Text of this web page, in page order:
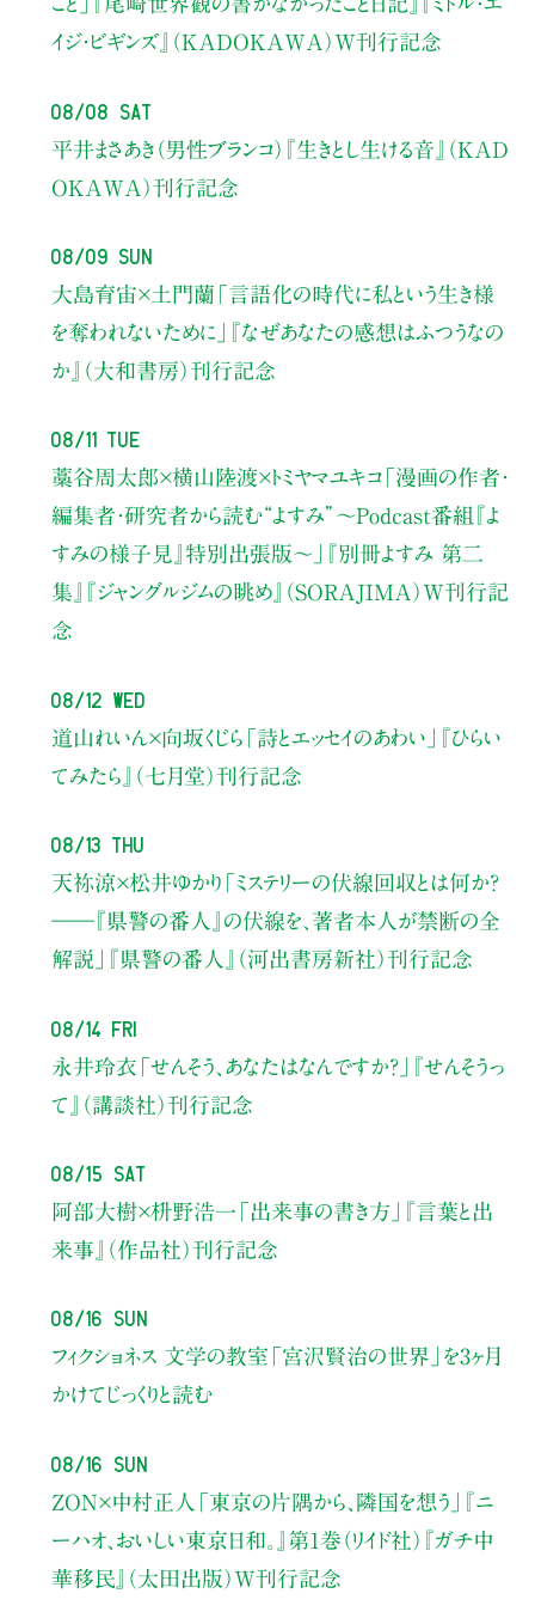
イジ・ビギンズ』（KADOKAWA）W刊行記念
08/08 Sat
平井まさあき（男性ブランコ） 『生きとし生ける音』（KAD
OKAWA）刊行記念
08/09 Sun
大島育宙×土門蘭 「言語化の時代に私という生き様
を奪われないために」
『なぜあなたの感想はふつうなの
か』（大和書房）刊行記念
08/11 Tue
藁谷周太郎×横山陸渡×トミヤマユキコ「漫画の作者・
編集者・研究者から読む“よすみ” 〜Podcast番組『よ
すみの様子見』特別出張版〜」
『別冊よすみ 第二
集』『ジャングルジムの眺め』（SORAJIMA）W刊行記
念
08/12 Wed
道山れいん×向坂くじら 「詩とエッセイのあわい」
『ひらい
てみたら』（七月堂）刊行記念
08/13 Thu
天祢涼×松井ゆかり 「ミステリーの伏線回収とは何か？
――『県警の番人』の伏線を、著者本人が禁断の全
解説」
『県警の番人』（河出書房新社）刊行記念
08/14 Fri
永井玲衣 「せんそう、あなたはなんですか？」
『せんそうっ
て』（講談社）刊行記念
08/15 Sat
阿部大樹×枡野浩一 「出来事の書き方」
『言葉と出
来事』（作品社）刊行記念
08/16 Sun
フィクショネス 文学の教室 「宮沢賢治の世界」を3ヶ月
かけてじっくりと読む
08/16 Sun
ZON×中村正人 「東京の片隅から、隣国を想う」
『ニ
ーハオ、おいしい東京日和。』第1巻（リイド社） 『ガチ中
華移民』（太田出版）W刊行記念